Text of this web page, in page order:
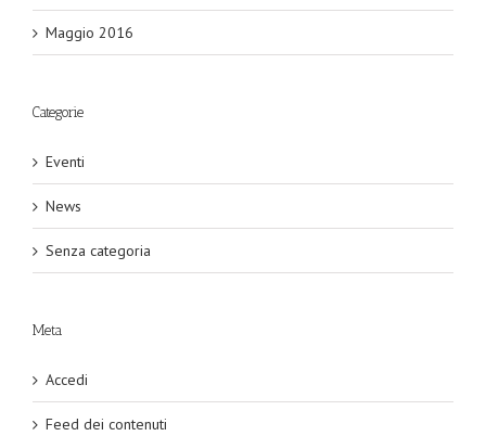
Maggio 2016
Categorie
Eventi
News
Senza categoria
Meta
Accedi
Feed dei contenuti